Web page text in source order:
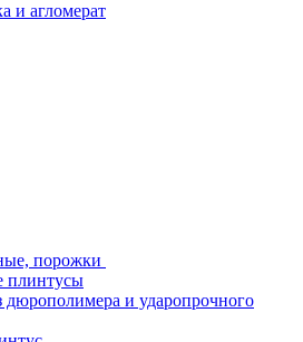
и агломерат
порожки
плинтусы
и ударопрочного